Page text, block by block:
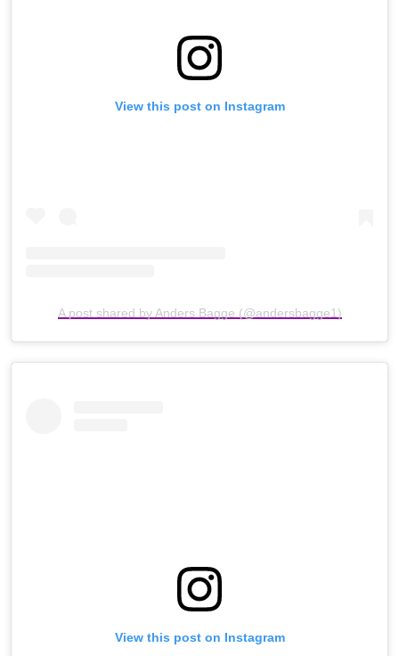
View this post on Instagram
A post shared by Anders Bagge (@andersbagge1)
View this post on Instagram